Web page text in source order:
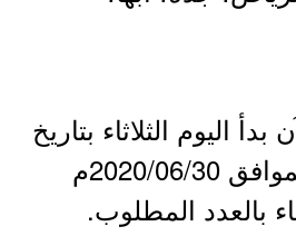
اليوم الثلاثاء بتاريخ
1441/11/09هـ الموافق 2020/06/30م
بالعدد المطلوب.